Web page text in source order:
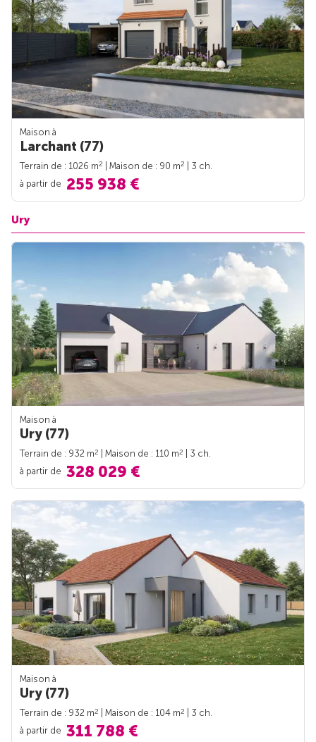
Maison à
Larchant (77)
Terrain de : 1026 m2 | Maison de : 90 m2
| 3 ch.
à partir de 255 938 €
Ury
Maison à
Ury (77)
Terrain de : 932 m2 | Maison de : 110 m2
| 3 ch.
à partir de 328 029 €
Maison à
Ury (77)
Terrain de : 932 m2 | Maison de : 104 m2
| 3 ch.
à partir de 311 788 €